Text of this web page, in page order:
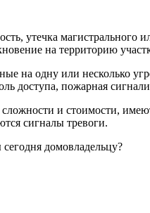
утечка
на территорию
на одну или несколько
доступа, пожарная
сложности и стоимости,
сигналы тревоги.
домовладельцу?